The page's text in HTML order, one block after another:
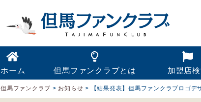
ホーム 但馬ファンクラブとは 加盟店
但馬ファンクラブ > お知らせ > 【結果発表】但馬ファンクラブロゴデ